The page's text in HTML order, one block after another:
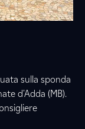
sulla sponda
d'Adda (MB).